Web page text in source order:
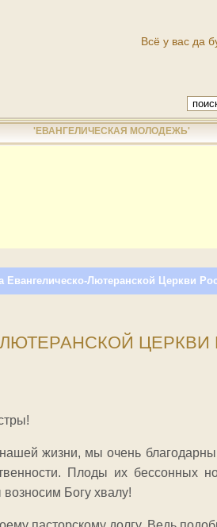
Всё у вас да
'ЕВАНГЕЛИЧЕСКАЯ МОЛОДЕЖЬ'
Евангелическо-Лютеранской Церкви
ЦЕРКВИ
жизни, мы очень
Плоды их бессонных
Богу хвалу!